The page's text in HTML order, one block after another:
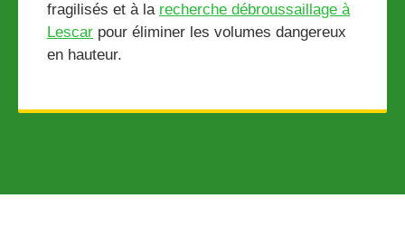
fragilisés et à la recherche débroussaillage à
Lescar pour éliminer les volumes dangereux
en hauteur.